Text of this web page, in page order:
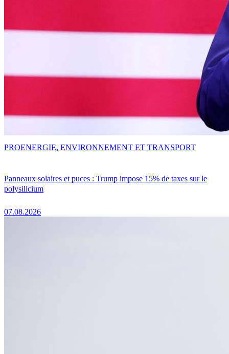
Panneaux solaires et puces : Trump impose 15% de taxes sur le
polysilicium
07.08.2026
PROENERGIE, ENVIRONNEMENT ET TRANSPORT